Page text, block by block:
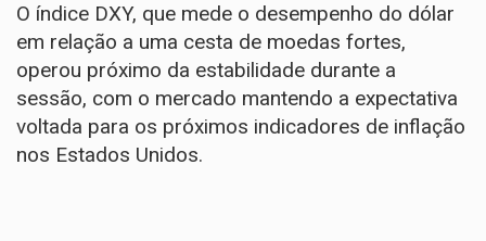
O índice DXY, que mede o desempenho do dólar
em relação a uma cesta de moedas fortes,
operou próximo da estabilidade durante a
sessão, com o mercado mantendo a expectativa
voltada para os próximos indicadores de inflação
nos Estados Unidos.